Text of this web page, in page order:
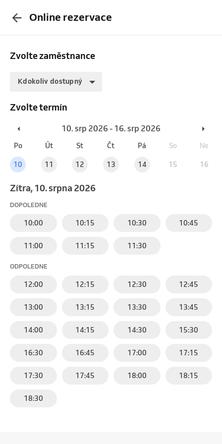
Online rezervace
Zvolte zaměstnance
Kdokoliv dostupný
Zvolte termín
10. srp 2026 - 16. srp 2026
Po Út St Čt Pá So Ne
10 11 12 13 14 15 16
Zítra, 10. srpna 2026
DOPOLEDNE
10:00 10:15 10:30 10:45
11:00 11:15 11:30
ODPOLEDNE
12:00 12:15 12:30 12:45
13:00 13:15 13:30 13:45
14:00 14:15 14:30 15:30
16:30 16:45 17:00 17:15
17:30 17:45 18:00 18:15
18:30